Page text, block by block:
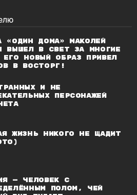
«Один дома» Маколей
вышел в свет за многие
новый образ привел
в восторг!
и не
персонажей
жизнь никого не щадит
— человек с
полом, чей